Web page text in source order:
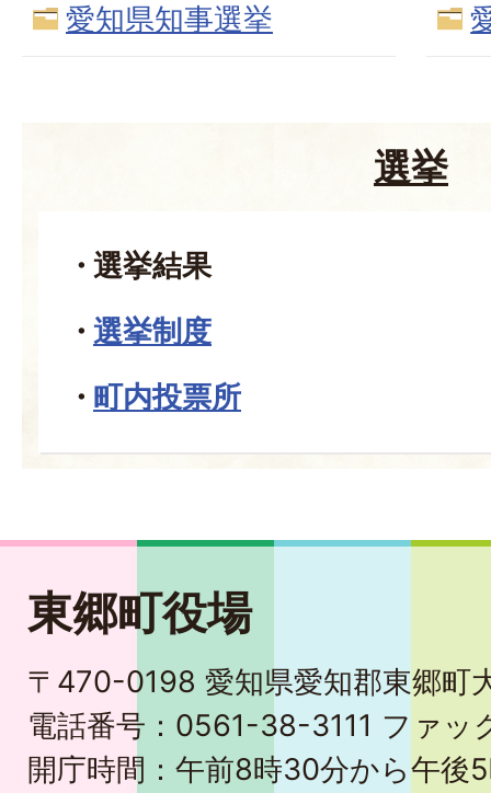
愛知県知事選挙
選挙
選挙結果
選挙制度
町内投票所
東郷町役場
〒470-0198 愛知県愛知郡東郷町
電話番号：0561-38-3111 ファ
開庁時間：午前8時30分から午後